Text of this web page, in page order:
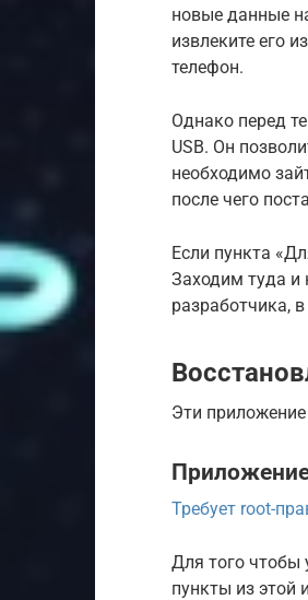
новые данные
извлеките его
телефон.
Однако перед
USB. Он
необходимо
после чего
Если пункта
Заходим туда и
разработчика,
Эти приложение
Требует root-
Для того чтобы
пункты из этой